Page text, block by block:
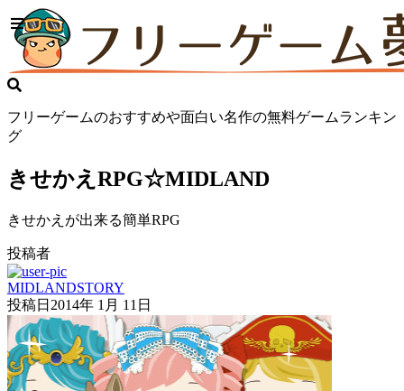
フリーゲームのおすすめや面白い名作の無料ゲームランキン
グ
きせかえRPG☆MIDLAND
きせかえが出来る簡単RPG
投稿者
MIDLANDSTORY
投稿日 2014年 1月 11日